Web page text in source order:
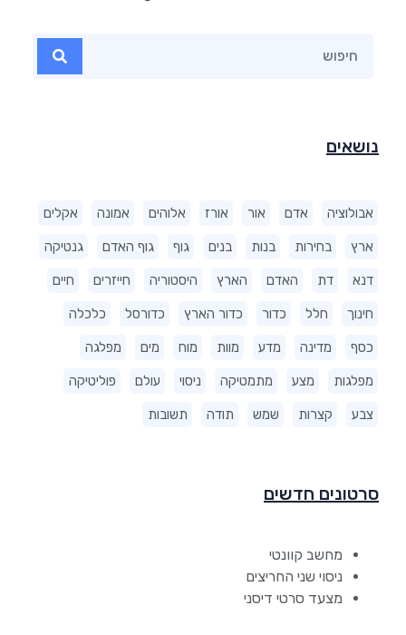
נושאים
אבולוציה אדם אור אורז אלוהים אמונה אקלים
ארץ בחירות בנות בנים גוף גוף האדם גנטיקה
דנא דת האדם הארץ היסטוריה חייזרים חיים
חינוך חלל כדור כדור הארץ כדורסל כלכלה
כסף מדינה מדע מוות מוח מים מפלגה
מפלגות מצע מתמטיקה ניסוי עולם פוליטיקה
צבע קצרות שמש תודה תשובות
סרטונים חדשים
מחשב קוונטי
ניסוי שני החריצים
מצעד סרטי דיסני